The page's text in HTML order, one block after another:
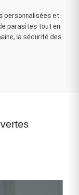
personnalisées et
parasites tout en
la sécurité des